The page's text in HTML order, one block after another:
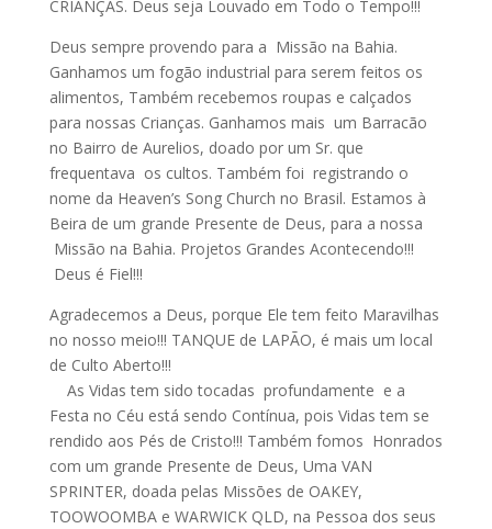
CRIANÇAS. Deus seja Louvado em Todo o Tempo!!!
Deus sempre provendo para a Missão na Bahia.
Ganhamos um fogão industrial para serem feitos os
alimentos, Também recebemos roupas e calçados
para nossas Crianças. Ganhamos mais um Barracão
no Bairro de Aurelios, doado por um Sr. que
frequentava os cultos. Também foi registrando o
nome da Heaven’s Song Church no Brasil. Estamos à
Beira de um grande Presente de Deus, para a nossa
Missão na Bahia. Projetos Grandes Acontecendo!!!
Deus é Fiel!!!
Agradecemos a Deus, porque Ele tem feito Maravilhas
no nosso meio!!! TANQUE de LAPÃO, é mais um local
de Culto Aberto!!!
As Vidas tem sido tocadas profundamente e a
Festa no Céu está sendo Contínua, pois Vidas tem se
rendido aos Pés de Cristo!!! Também fomos Honrados
com um grande Presente de Deus, Uma VAN
SPRINTER, doada pelas Missōes de OAKEY,
TOOWOOMBA e WARWICK QLD, na Pessoa dos seus